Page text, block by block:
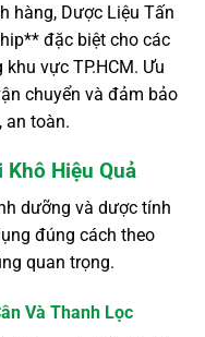
hàng, Dược Liệu Tấn
đặc biệt cho các
vực TP.HCM. Ưu
chuyển và đảm bảo
an toàn.
Hiệu Quả
dưỡng và dược tính
đúng cách theo
quan trọng.
Và Thanh Lọc